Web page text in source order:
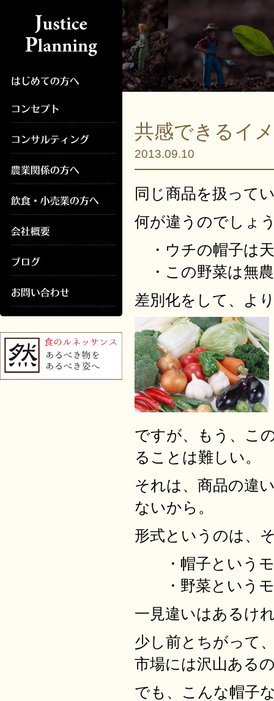
共感できるイ
2013.09.10
同じ商品を扱って
何が違うのでしょ
・ウチの帽子は
・この野菜は無
差別化をして、よ
ですが、もう、こ
ることは難しい。
それは、商品の違
ないから。
形式というのは、
・帽子というモ
・野菜というモ
一見違いはあるけ
少し前とちがって
市場には沢山ある
でも、こんな帽子